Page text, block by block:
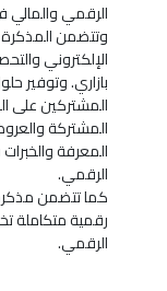
الرقمي والمالي
وتتضمن المذكرة
الإلكتروني
بازاري. وتوفير
المشتركين على
المشتركة
المعرفة
الرقمي.
كما تتضمن
رقمية متكاملة
الرقمي.